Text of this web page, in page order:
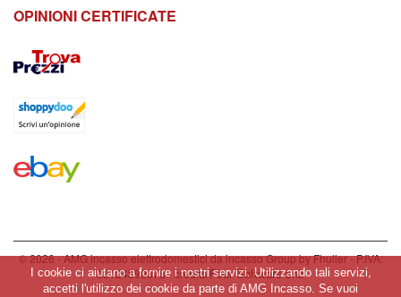
OPINIONI CERTIFICATE
© 2026 - AMG incasso elettrodomestici da incasso Group by Fhuller - P.IVA:
02124890878 - creditsFour Software snc
I cookie ci aiutano a fornire i nostri servizi. Utilizzando tali servizi,
accetti l'utilizzo dei cookie da parte di AMG Incasso. Se vuoi